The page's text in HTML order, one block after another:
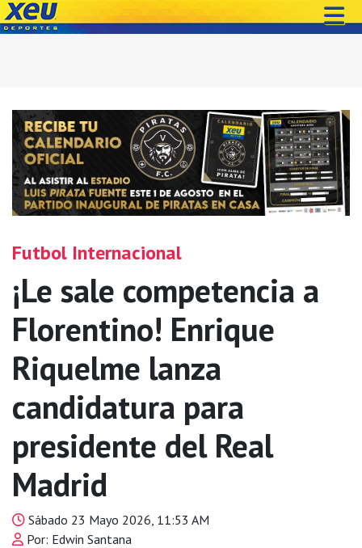
Futbol Internacional
¡Le sale competencia a
Florentino! Enrique
Riquelme lanza
candidatura para
presidente del Real
Madrid
Sábado 23 Mayo 2026, 11:53 AM
Por: Edwin Santana